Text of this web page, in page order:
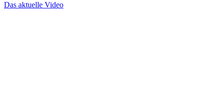
Das aktuelle Video